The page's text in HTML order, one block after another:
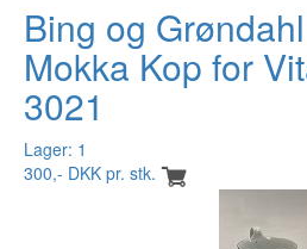
Bing og
Mokka Kop for
3021
Lager: 1
300,- DKK pr. stk.